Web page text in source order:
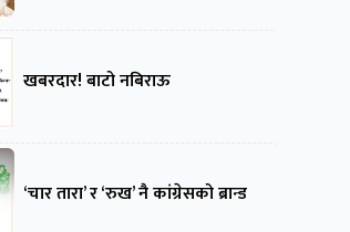
खबरदार! बाटो नबिराऊ
‘चार तारा’ र ‘रुख’ नै कांग्रेसको ब्रान्ड